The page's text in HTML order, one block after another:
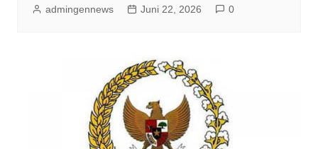
admingennews Juni 22, 2026 0